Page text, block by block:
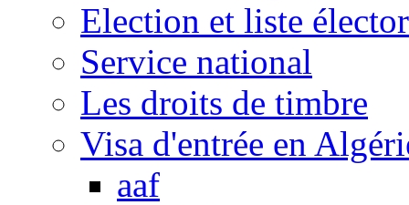
Election et liste
Service national
Les droits de timbre
Visa d'entrée en
aaf